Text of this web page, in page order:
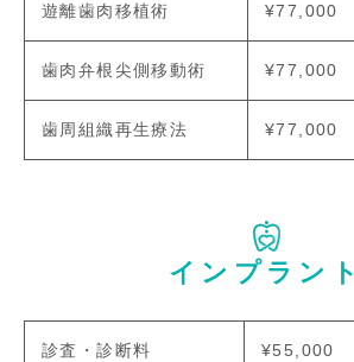
遊離歯肉移植術 ¥77,000
歯肉弁根尖側移動術 ¥77,000
歯周組織再生療法 ¥77,000
インプラント
診査・診断料 ¥55,000